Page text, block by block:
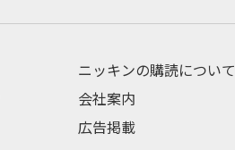
ニッキンの購読について
会社案内
広告掲載